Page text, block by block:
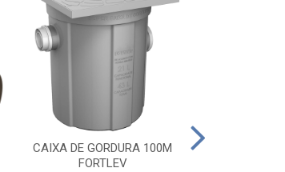
CAIXA DE GORDURA 100M
FORTLEV